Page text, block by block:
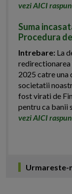
vezi AICI
Suma
Procedura
Intrebare: La
2025 catre una
societatii
fost virati de
pentru ca banii
vezi AICI
Urmareste-